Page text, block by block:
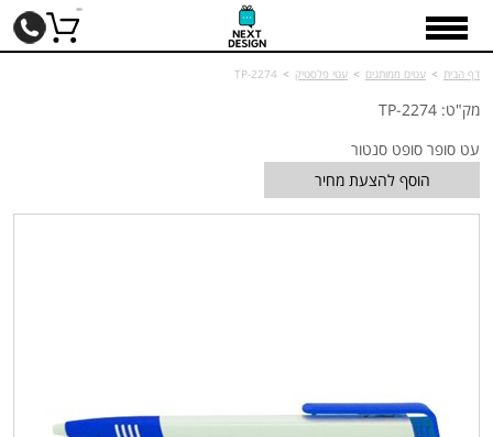
דף הבית > עטים ממותגים > עטי פלסטיק >
TP-2274
מק"ט: TP-2274
עט סופר סופט סנטור
הוסף להצעת מחיר